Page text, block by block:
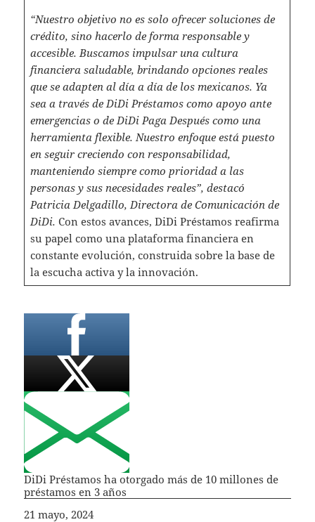
“Nuestro objetivo no es solo ofrecer soluciones de
crédito, sino hacerlo de forma responsable y
accesible. Buscamos impulsar una cultura
financiera saludable, brindando opciones reales
que se adapten al día a día de los mexicanos. Ya
sea a través de DiDi Préstamos como apoyo ante
emergencias o de DiDi Paga Después como una
herramienta flexible. Nuestro enfoque está puesto
en seguir creciendo con responsabilidad,
manteniendo siempre como prioridad a las
personas y sus necesidades reales”, destacó
Patricia Delgadillo, Directora de Comunicación de
DiDi. Con estos avances, DiDi Préstamos reafirma
su papel como una plataforma financiera en
constante evolución, construida sobre la base de
la escucha activa y la innovación.
DiDi Préstamos ha otorgado más de 10 millones de
préstamos en 3 años
Fecha
21 mayo, 2024